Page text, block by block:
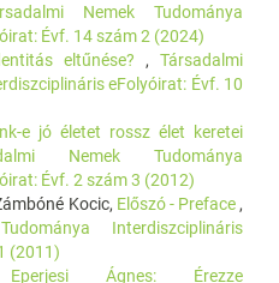
Nemek Tudománya
Évf. 14 szám 2 (2024)
eltűnése? ,Társadalmi
eFolyóirat: Évf. 10
e jó életet rossz élet keretei
Nemek Tudománya
Évf. 2 szám 3 (2012)
Kocic, Előszó - Preface ,
Interdiszciplináris
(2011)
Eperjesi Ágnes: Érezze